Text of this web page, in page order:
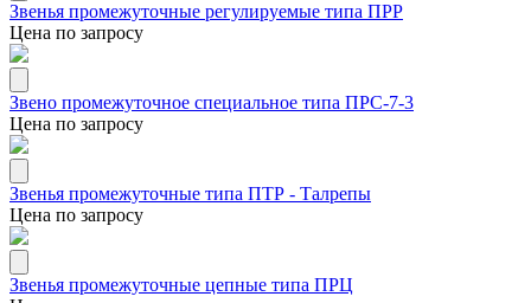
Звенья промежуточные регулируемые типа ПРР
Цена по запросу
Звено промежуточное специальное типа ПРС-7-3
Цена по запросу
Звенья промежуточные типа ПТР - Талрепы
Цена по запросу
Звенья промежуточные цепные типа ПРЦ